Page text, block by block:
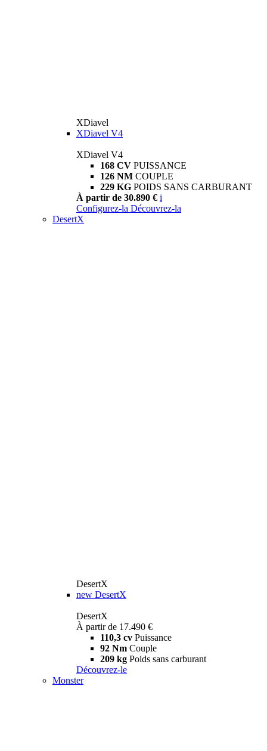
XDiavel
XDiavel V4
XDiavel V4
168 CV PUISSANCE
126 NM COUPLE
229 KG POIDS SANS CARBURANT
À partir de 30.890 € i
Configurez-la Découvrez-la
DesertX
DesertX
new DesertX
DesertX
À partir de 17.490 €
110,3 cv Puissance
92 Nm Couple
209 kg Poids sans carburant
Découvrez-le
Monster